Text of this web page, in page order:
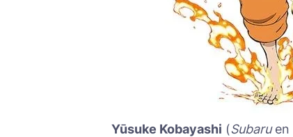
Yūsuke Kobayashi (Subaruen